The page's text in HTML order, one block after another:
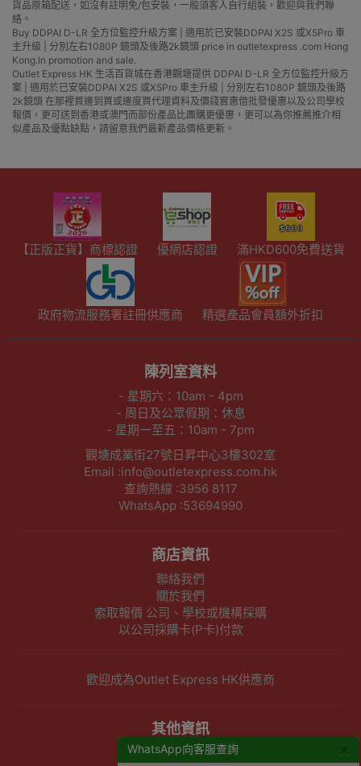
貨品原箱配送，如沒有註明免/包安裝，一般須客人自行組裝，歡迎與我們聯
絡。
Buy DDPAI D-LR 全方位監控升級方案 | 適用於已安裝DDPAI X2S 或X5Pro 車
主升級 | 分別左右1080P 鏡頭及後路2k鏡頭 price in outletexpress .com Hong
Kong.In promotion and sale.
Outlet Express HK 生活百貨城在香港觀塘提供 DDPAI D-LR 全方位監控升級方
案 | 適用於已安裝DDPAI X2S 或X5Pro 車主升級 | 分別左右1080P 鏡頭及後路
2k鏡頭 在那裡買邊到買或邊度買代理資料及價錢實惠借批發優惠以及公司學校
報價，更可送到香港或澳門而部份產品比團購更優惠，更可以為你推薦推介相
似產品及優點缺點，請留意我們最新產品價格更新。
WhatsApp向客服查詢
【正版正貨】商標認證 優網店認證 滿HKD600免費送貨
政府物流服務署註冊供應商 精選產品會員額外折扣
陳列室資料
- 星期六：10am - 4pm
- 周日及公眾假期：休息
- 星期一至五：10am - 7pm
觀塘成業街27號日昇中心3樓302室
Email :info@outletexpress.com.hk
查詢熱線 :3956 8117
WhatsApp :53694990
商店資訊
聯絡我們
關於我們
索取報價 公司、學校或機構採購
以公司採購卡(P卡)付款
歡迎成為Outlet Express HK供應商
其他資訊
下單須知